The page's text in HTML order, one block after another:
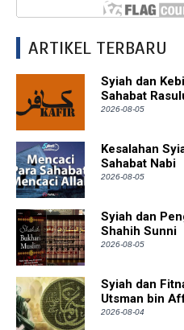
ARTIKEL TERBARU
Syiah dan
Sahabat
2026-08-05
Kesalahan
Sahabat Nabi
2026-08-05
Syiah dan
Shahih Sunni
2026-08-05
Syiah dan
Utsman bin
2026-08-04